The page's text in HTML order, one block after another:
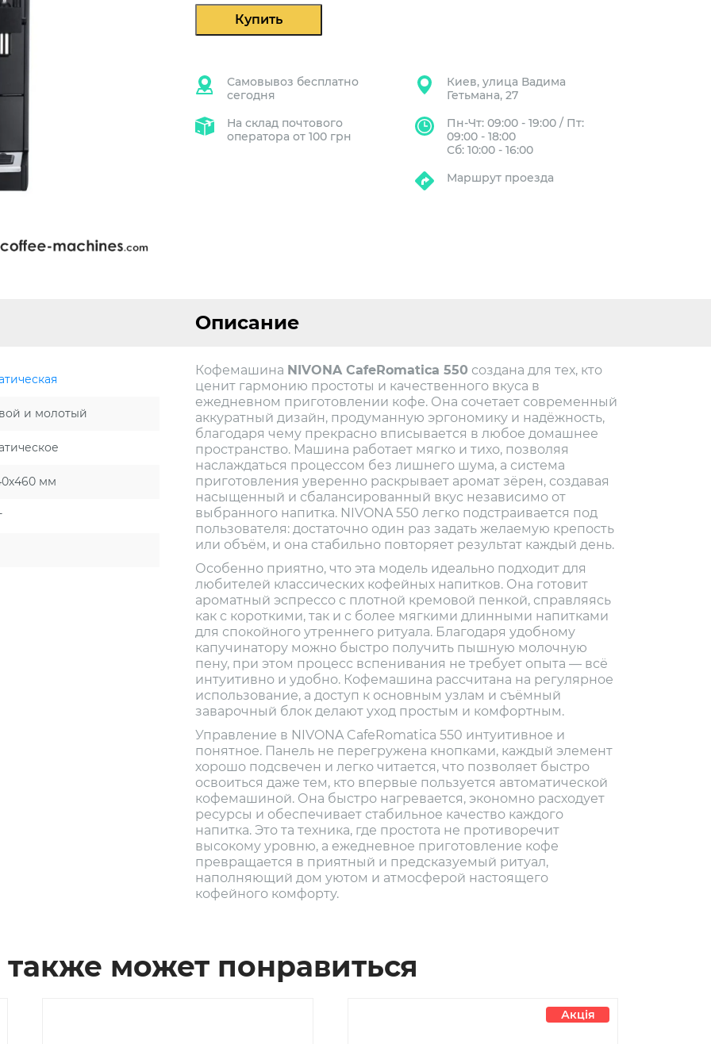
Купить
Самовывоз бесплатно
сегодня
На склад почтового
оператора от 100 грн
Киев, улица Вадима
Гетьмана, 27
Пн-Чт: 09:00 - 19:00 / Пт:
09:00 - 18:00
Сб: 10:00 - 16:00
Маршрут проезда
Описание
Кофемашина NIVONA CafeRomatica 550 создана для тех, кто
ценит гармонию простоты и качественного вкуса в
ежедневном приготовлении кофе. Она сочетает современный
аккуратный дизайн, продуманную эргономику и надёжность,
благодаря чему прекрасно вписывается в любое домашнее
пространство. Машина работает мягко и тихо, позволяя
наслаждаться процессом без лишнего шума, а система
приготовления уверенно раскрывает аромат зёрен, создавая
насыщенный и сбалансированный вкус независимо от
выбранного напитка. NIVONA 550 легко подстраивается под
пользователя: достаточно один раз задать желаемую крепость
или объём, и она стабильно повторяет результат каждый день.
Особенно приятно, что эта модель идеально подходит для
любителей классических кофейных напитков. Она готовит
ароматный эспрессо с плотной кремовой пенкой, справляясь
как с короткими, так и с более мягкими длинными напитками
для спокойного утреннего ритуала. Благодаря удобному
капучинатору можно быстро получить пышную молочную
пену, при этом процесс вспенивания не требует опыта — всё
интуитивно и удобно. Кофемашина рассчитана на регулярное
использование, а доступ к основным узлам и съёмный
заварочный блок делают уход простым и комфортным.
Управление в NIVONA CafeRomatica 550 интуитивное и
понятное. Панель не перегружена кнопками, каждый элемент
хорошо подсвечен и легко читается, что позволяет быстро
освоиться даже тем, кто впервые пользуется автоматической
кофемашиной. Она быстро нагревается, экономно расходует
ресурсы и обеспечивает стабильное качество каждого
напитка. Это та техника, где простота не противоречит
высокому уровню, а ежедневное приготовление кофе
превращается в приятный и предсказуемый ритуал,
наполняющий дом уютом и атмосферой настоящего
кофейного комфорту.
и молотый
мм
может понравиться
Акція